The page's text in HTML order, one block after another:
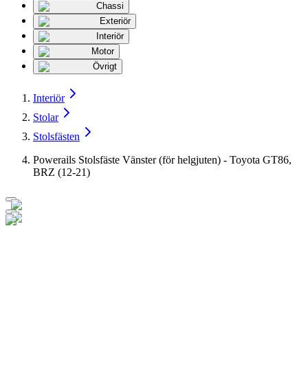
Chassi
Exteriör
Interiör
Motor
Övrigt
Interiör
Stolar
Stolsfästen
Powerails Stolsfäste Vänster (för helgjuten) - Toyota GT86,
BRZ (12-21)